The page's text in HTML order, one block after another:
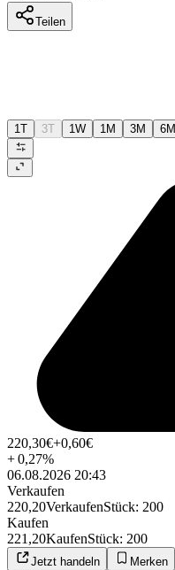
Teilen
1T 3T 1W 1M 3M 6M
220,30€+0,60€
+0,27%
06.08.2026 20:43
Verkaufen
220,20VerkaufenStück: 200
Kaufen
221,20KaufenStück: 200
Jetzt handeln Merken